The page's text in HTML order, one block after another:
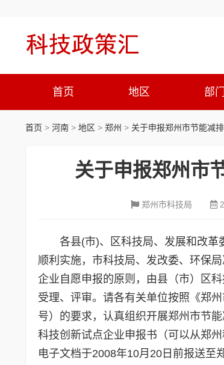
首页 地区 部门
首页 > 河南 > 地区 > 郑州 > 关于申报郑州市节能减
关于申报郑州市
郑州市科技局
各县(市)、区科技局、发展和
顺利实施，市科技局、发改委、环保
企业自愿申报的原则，由县（市）区
受理、评审。请各有关单位按照《郑
号）的要求，认真组织开展郑州市
科技创新试点企业申报书（可以从郑
电子文档于2008年10月20日前报送